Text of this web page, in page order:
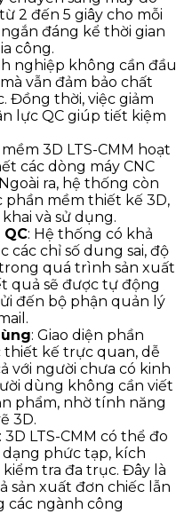
2 đến 5 giây cho mỗi
đáng kể thời gian
công.
nghiệp không cần đầu
vẫn đảm bảo chất
Đồng thời, việc giảm
lực QC giúp tiết kiệm
3D LTS-CMM hoạt
các dòng máy CNC
ra, hệ thống còn
phần mềm thiết kế 3D,
và sử dụng.
: Hệ thống có khả
các chỉ số dung sai, độ
quá trình sản xuất
quả sẽ được tự động
đến bộ phận quản lý
: Giao diện phần
thiết kế trực quan, dễ
với người chưa có kinh
dùng không cần viết
phẩm, nhờ tính năng
3D.
: 3D LTS-CMM có thể đo
phức tạp, kích
tra đa trục. Đây là
sản xuất đơn chiếc lẫn
các ngành công